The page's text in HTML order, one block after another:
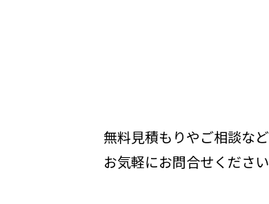
無料見積もりやご相談など
お気軽にお問合せください